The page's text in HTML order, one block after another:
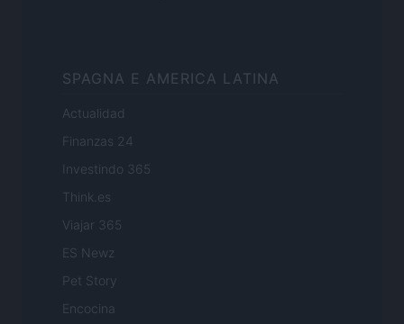
SPAGNA E AMERICA LATINA
Actualidad
Finanzas 24
Investindo 365
Think.es
Viajar 365
ES Newz
Pet Story
Encocina